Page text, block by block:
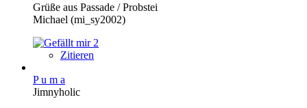
Grüße aus Passade / Probstei
Michael (mi_sy2002)
2
Zitieren
P u m a
Jimnyholic